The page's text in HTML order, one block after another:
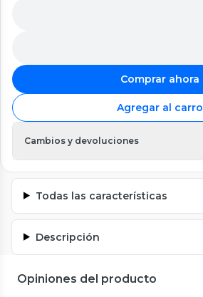
Comprar ahora
Agregar al carro
Cambios y devoluciones
Todas las características
Descripción
Opiniones del producto